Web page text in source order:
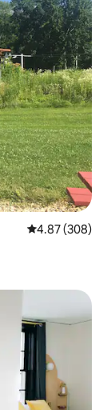
Calificación
4.87 (308)